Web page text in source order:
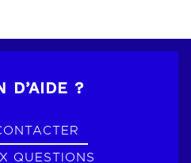
D’AIDE ?
QUESTIONS